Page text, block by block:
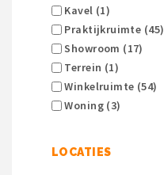
Kavel (1)
Praktijkruimte (45)
Showroom (17)
Terrein (1)
Winkelruimte (54)
Woning (3)
LOCATIES